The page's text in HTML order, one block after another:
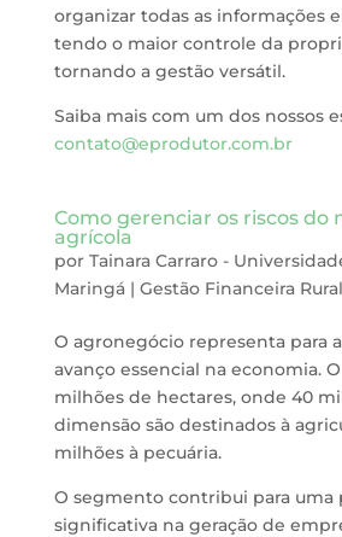
organizar todas as informações
tendo o maior controle da
tornando a gestão versátil.
Saiba mais com um dos nossos
contato@eprodutor.com.br
Como gerenciar os riscos do
agrícola
por Tainara Carraro -
Maringá| Gestão Financeira Rural
O agronegócio representa para
avanço essencial na economia.
milhões de hectares, onde 40
dimensão são destinados à
milhões à pecuária.
O segmento contribui para uma
significativa na geração de